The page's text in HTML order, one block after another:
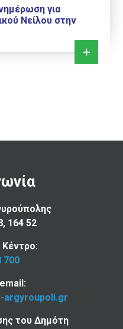
για
Νείλου στην
164 52
700
argyroupoli.gr
του Δημότη